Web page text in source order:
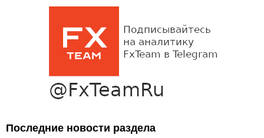
Последние новости раздела